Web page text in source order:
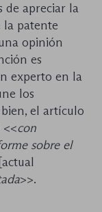
de apreciar la
la patente
opinión
es
experto en la
los
el artículo
con
sobre el
>>.